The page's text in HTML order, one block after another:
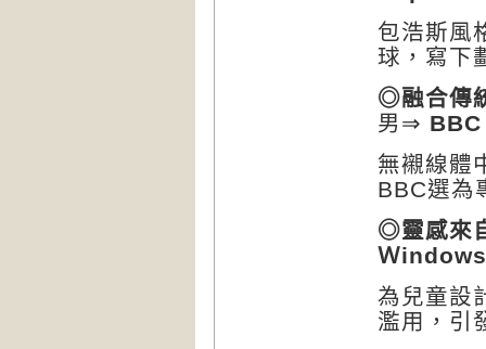
包浩斯風
球，寫下
◎融合傳
男 ⇒ BBC
無襯線體
BBC選為
◎靈感來
Ｗ
為兒童設
濫用，引